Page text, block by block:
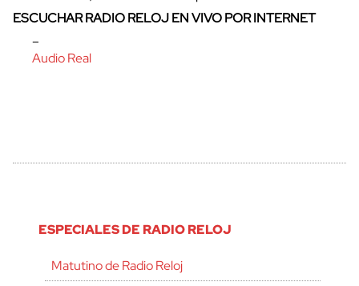
ESCUCHAR RADIO RELOJ EN VIVO POR INTERNET
–
Audio Real
ESPECIALES DE RADIO RELOJ
Matutino de Radio Reloj